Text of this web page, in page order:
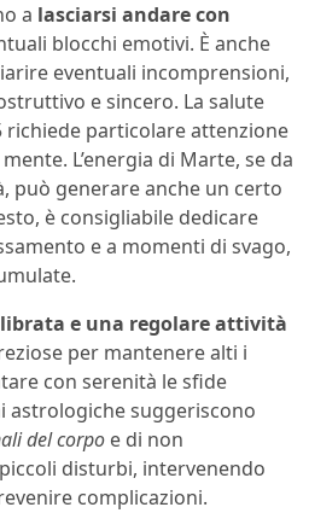
a lasciarsi andare con
blocchi emotivi. È anche
eventuali incomprensioni,
e sincero. La salute
richiede particolare attenzione
L’energia di Marte, se da
può generare anche un certo
è consigliabile dedicare
e a momenti di svago,
e una regolare attività
per mantenere alti i
con serenità le sfide
astrologiche suggeriscono
del corpo e di non
disturbi, intervenendo
complicazioni.